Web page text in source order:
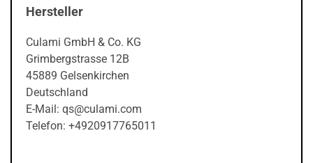
Hersteller
Culami GmbH & Co. KG
Grimbergstrasse 12B
45889 Gelsenkirchen
Deutschland
E-Mail: qs@culami.com
Telefon: +4920917765011